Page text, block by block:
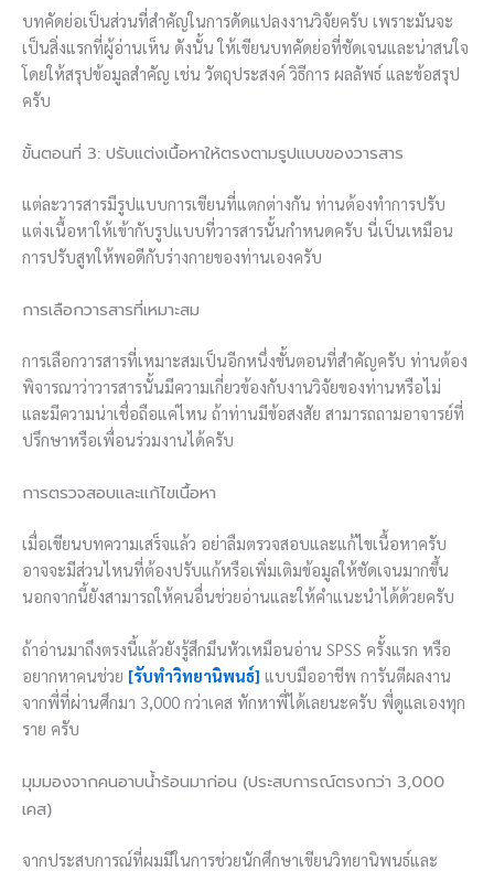
บทคัดย่อเป็นส่วนที่สำคัญในการดัดแปลงงานวิจัยครับ เพราะมันจะ
เป็นสิ่งแรกที่ผู้อ่านเห็น ดังนั้น ให้เขียนบทคัดย่อที่ชัดเจนและน่าสนใจ
โดยให้สรุปข้อมูลสำคัญ เช่น วัตถุประสงค์ วิธีการ ผลลัพธ์ และข้อสรุป
ครับ
ขั้นตอนที่ 3: ปรับแต่งเนื้อหาให้ตรงตามรูปแบบของวารสาร
แต่ละวารสารมีรูปแบบการเขียนที่แตกต่างกัน ท่านต้องทำการปรับ
แต่งเนื้อหาให้เข้ากับรูปแบบที่วารสารนั้นกำหนดครับ นี่เป็นเหมือน
การปรับสูทให้พอดีกับร่างกายของท่านเองครับ
การเลือกวารสารที่เหมาะสม
การเลือกวารสารที่เหมาะสมเป็นอีกหนึ่งขั้นตอนที่สำคัญครับ ท่านต้อง
พิจารณาว่าวารสารนั้นมีความเกี่ยวข้องกับงานวิจัยของท่านหรือไม่
และมีความน่าเชื่อถือแค่ไหน ถ้าท่านมีข้อสงสัย สามารถถามอาจารย์ที่
ปรึกษาหรือเพื่อนร่วมงานได้ครับ
การตรวจสอบและแก้ไขเนื้อหา
เมื่อเขียนบทความเสร็จแล้ว อย่าลืมตรวจสอบและแก้ไขเนื้อหาครับ
อาจจะมีส่วนไหนที่ต้องปรับแก้หรือเพิ่มเติมข้อมูลให้ชัดเจนมากขึ้น
นอกจากนี้ยังสามารถให้คนอื่นช่วยอ่านและให้คำแนะนำได้ด้วยครับ
ถ้าอ่านมาถึงตรงนี้แล้วยังรู้สึกมึนหัวเหมือนอ่าน SPSS ครั้งแรก หรือ
อยากหาคนช่วย [รับทำวิทยานิพนธ์] แบบมืออาชีพ การันตีผลงาน
จากพี่ที่ผ่านศึกมา 3,000 กว่าเคส ทักหาพี่ได้เลยนะครับ พี่ดูแลเองทุก
ราย ครับ
มุมมองจากคนอาบน้ำร้อนมาก่อน (ประสบการณ์ตรงกว่า 3,000
เคส)
จากประสบการณ์ที่ผมมีในการช่วยนักศึกษาเขียนวิทยานิพนธ์และ